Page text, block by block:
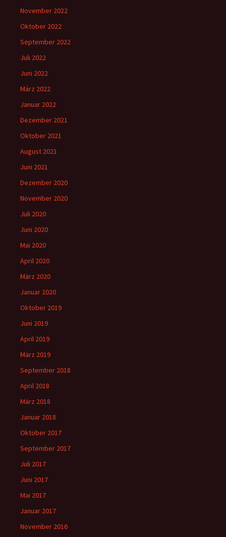
November 2022
Oktober 2022
September 2022
Juli 2022
Juni 2022
März 2022
Januar 2022
Dezember 2021
Oktober 2021
August 2021
Juni 2021
Dezember 2020
November 2020
Juli 2020
Juni 2020
Mai 2020
April 2020
März 2020
Januar 2020
Oktober 2019
Juni 2019
April 2019
März 2019
September 2018
April 2018
März 2018
Januar 2018
Oktober 2017
September 2017
Juli 2017
Juni 2017
Mai 2017
Januar 2017
November 2016